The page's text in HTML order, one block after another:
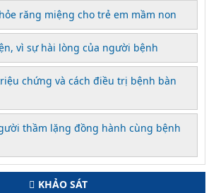
răng miệng cho trẻ em mầm non
vì sự hài lòng của người bệnh
chứng và cách điều trị bệnh bàn
thầm lặng đồng hành cùng bệnh
KHẢO SÁT